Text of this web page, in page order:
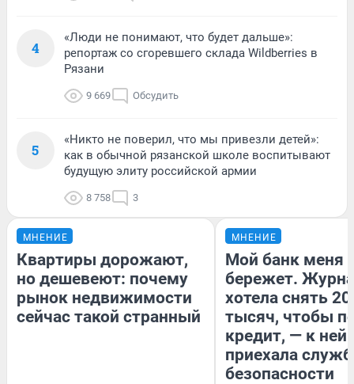
4
«Люди не понимают, что будет дальше»:
репортаж со сгоревшего склада Wildberries в
Рязани
9 669 Обсудить
5
«Никто не поверил, что мы привезли детей»:
как в обычной рязанской школе воспитывают
будущую элиту российской армии
8 758 3
МНЕНИЕ
Квартиры дорожают,
но дешевеют: почему
рынок недвижимости
сейчас такой странный
МНЕНИЕ
Мой банк меня
бережет.
хотела снять
тысяч, чтобы
кредит, — к
приехала
безопасности